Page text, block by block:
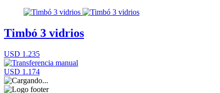
Timbó 3 vidrios
USD 1.235
USD 1.174